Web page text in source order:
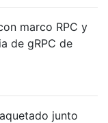
marco RPC y
de gRPC de
junto